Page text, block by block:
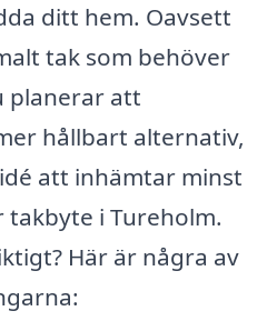
ditt hem. Oavsett
tak som behöver
planerar att
hållbart alternativ,
att inhämtar minst
i Tureholm.
Här är några av